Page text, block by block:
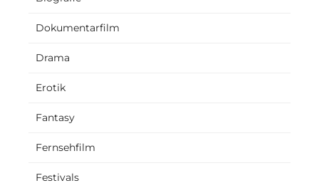
Dokumentarfilm
Drama
Erotik
Fantasy
Fernsehfilm
Festivals